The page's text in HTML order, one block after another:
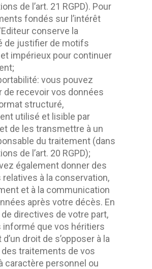
de l’art. 21 RGPD). Pour
fondés sur l’intérêt
conserve la
de justifier de motifs
impérieux pour continuer
vous pouvez
de recevoir vos données
structuré,
utilisé et lisible par
de les transmettre à un
du traitement (dans
de l’art. 20 RGPD);
également donner des
à la conservation,
et à la communication
après votre décès. En
de directives de votre part,
informé que vos héritiers
droit de s’opposer à la
traitements de vos
caractère personnel ou